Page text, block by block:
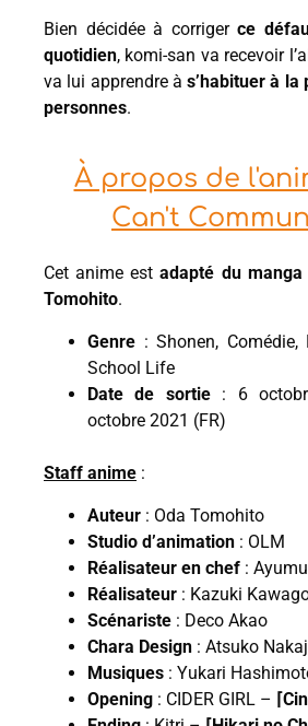
Bien décidée à corrigerce
quotidien, komi-san va recevoir
va lui apprendre à s’habituer à la
personnes.
À propos de
Can't
Cet anime estadapté du manga
Tomohito.
Genre : Shonen, Comédie,
School Life
Date de sortie: 6
octobre 2021 (FR)
Staff anime :
Auteur : Oda Tomohito
Studio d’animation : OLM
Réalisateur en chef :
Réalisateur : Kazuki
Scénariste : Deco Akao
Chara Design : Atsuko
Musiques : Yukari
Opening : CIDER GIRL –